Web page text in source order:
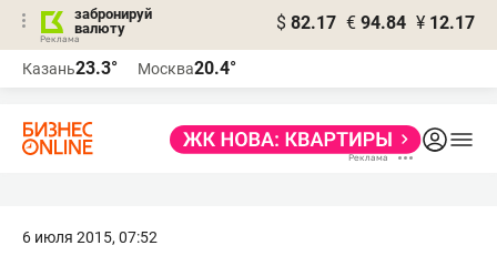
забронируй
валюту
$ 82.17 € 94.84 ¥ 12.17
Казань23.3° Москва20.4°
6 июля 2015, 07:52